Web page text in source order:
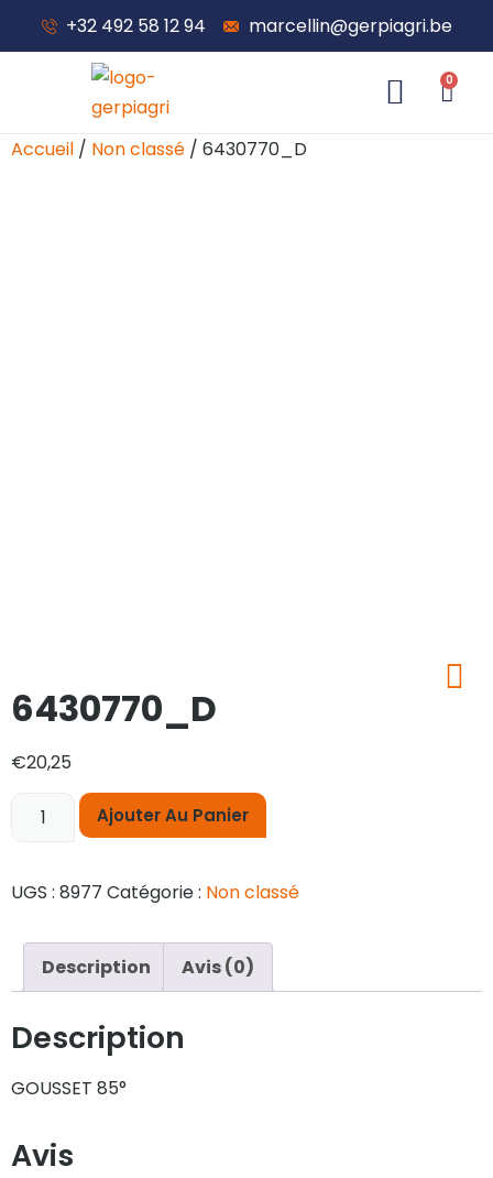
+32 492 58 12 94 marcellin@gerpiagri.be
0
Accueil / Non classé / 6430770_D
6430770_D
€20,25
Ajouter Au Panier
UGS : 8977 Catégorie : Non classé
Description Avis (0)
Description
GOUSSET 85°
Avis